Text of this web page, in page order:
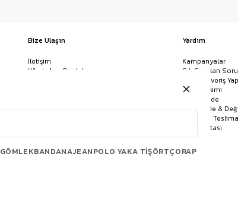
Bize Ulaşın
İletişim
WhatsApp Destek
Havale/EFT ve Kapıda Ödeme
Yardım
Kampanyalar
Sık Sorulan
Nasıl Alışveriş
Giysi Bakımı
İptal & İade
Kolay İade &
Kargo ve
Site Haritası
GÖMLEKBANDANAJEANPOLO YAKA TIŞÖRTÇORAP